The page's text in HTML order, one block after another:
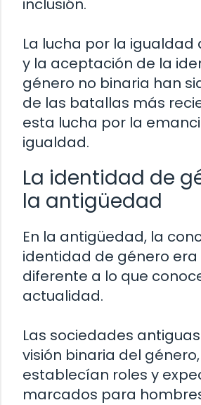
inclusión.
La lucha por la igualdad
y la aceptación de la
género no binaria han
de las batallas más
esta lucha por la
igualdad.
La identidad de
la antigüedad
En la antigüedad, la
identidad de género era
diferente a lo que
actualidad.
Las sociedades
visión binaria del
establecían roles y
marcados para